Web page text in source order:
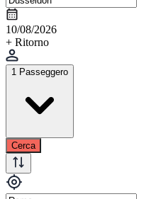
10/08/2026
+ Ritorno
1 Passeggero
Cerca